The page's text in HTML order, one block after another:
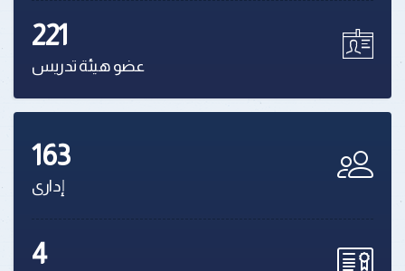
221
عضو هيئة تدريس
163
إدارى
4